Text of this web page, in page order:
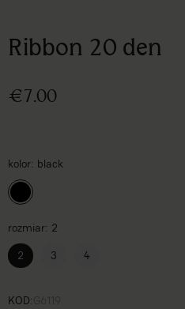
Ribbon 20 den
€7.00
kolor black
rozmiar 2
2
3 4
KOD